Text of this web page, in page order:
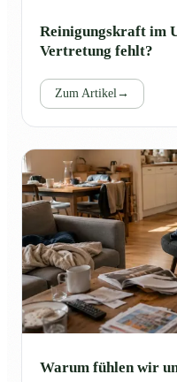
Reinigungskraft im
Vertretung fehlt?
Zum Artikel →
Warum fühlen wir